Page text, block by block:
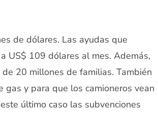
de dólares. Las ayudas que
US$ 109 dólares al mes. Además,
20 millones de familias. También
gas y para que los camioneros vean
último caso las subvenciones